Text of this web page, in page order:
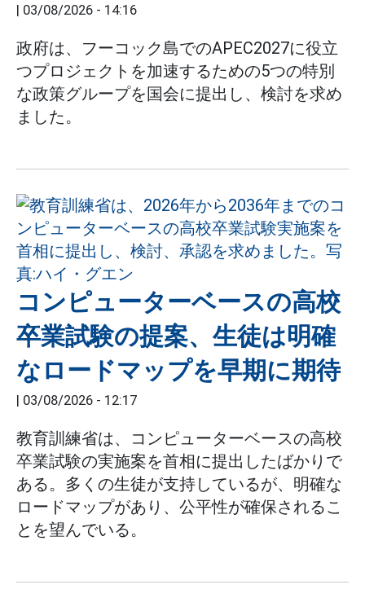
| 03/08/2026 - 14:16
政府は、フーコック島でのAPEC2027に役立
つプロジェクトを加速するための5つの特別
な政策グループを国会に提出し、検討を求め
ました。
コンピューターベースの高校
卒業試験の提案、生徒は明確
なロードマップを早期に期待
| 03/08/2026 - 12:17
教育訓練省は、コンピューターベースの高校
卒業試験の実施案を首相に提出したばかりで
ある。多くの生徒が支持しているが、明確な
ロードマップがあり、公平性が確保されるこ
とを望んでいる。